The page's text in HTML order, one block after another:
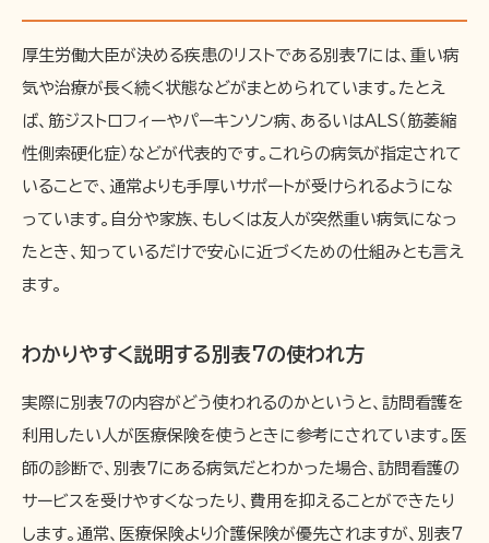
厚生労働大臣が決める疾患のリストである別表7には、重い病
気や治療が長く続く状態などがまとめられています。たとえ
ば、筋ジストロフィーやパーキンソン病、あるいはALS（筋萎縮
性側索硬化症）などが代表的です。これらの病気が指定されて
いることで、通常よりも手厚いサポートが受けられるようにな
っています。自分や家族、もしくは友人が突然重い病気になっ
たとき、知っているだけで安心に近づくための仕組みとも言え
ます。
わかりやすく説明する別表7の使われ方
実際に別表7の内容がどう使われるのかというと、訪問看護を
利用したい人が医療保険を使うときに参考にされています。医
師の診断で、別表7にある病気だとわかった場合、訪問看護の
サービスを受けやすくなったり、費用を抑えることができたり
します。通常、医療保険より介護保険が優先されますが、別表7